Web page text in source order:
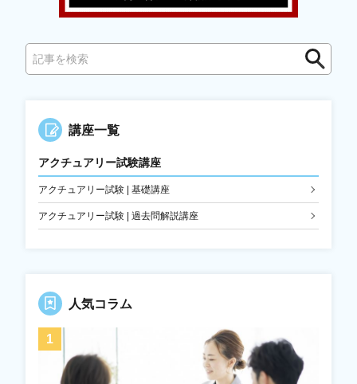
索
講座一覧
アクチュアリー試験講座
アクチュアリー試験 | 基礎講座
アクチュアリー試験 | 過去問解説講座
人気コラム